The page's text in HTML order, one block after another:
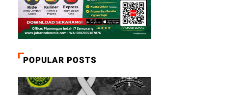
POPULAR POSTS